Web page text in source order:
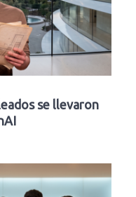
se llevaron